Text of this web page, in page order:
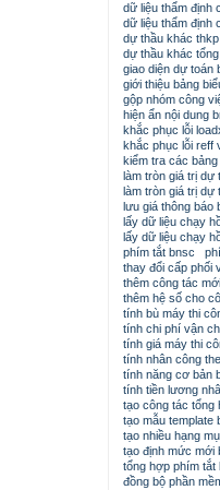
dữ liệu thẩm định
dữ liệu thẩm định
dự thầu khác
dự thầu khác
giao diện dự toán
giới thiệu bảng
gộp nhóm công
hiện ẩn nội dung
khắc phục lỗi
khắc phục lỗi reff
kiểm tra các bảng
làm tròn giá trị dự
làm tròn giá trị dự
lưu giá thông báo
lấy dữ liệu chạy
lấy dữ liệu chạy
phím tắt bnsc
thay đổi cấp phối
thêm công tác
thêm hệ số cho
tính bù máy thi
tính chi phí vận
tính giá máy thi
tính nhân công
tính năng cơ bản
tính tiền lương
tạo công tác tổng
tạo mẫu template
tạo nhiều hạng
tạo định mức mới
tổng hợp phím tắt
đồng bộ phần